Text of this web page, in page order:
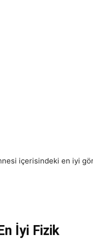
içerisindeki en iyi
İyi Fizik